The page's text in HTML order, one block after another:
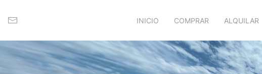
INICIO COMPRAR ALQUILAR